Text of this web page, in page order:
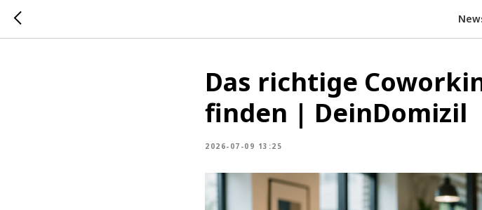
Das richtige
finden | DeinDomizil
2026-07-09 13:25